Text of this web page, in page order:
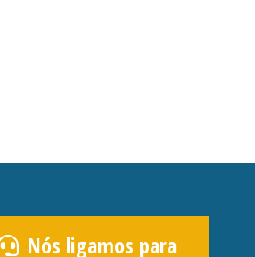
Nós ligamos para